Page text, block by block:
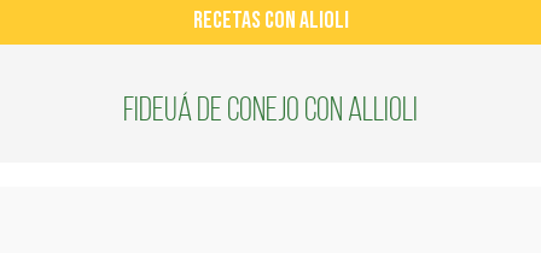
RECETAS CON ALIOLI
Fideuá de conejo con Allioli